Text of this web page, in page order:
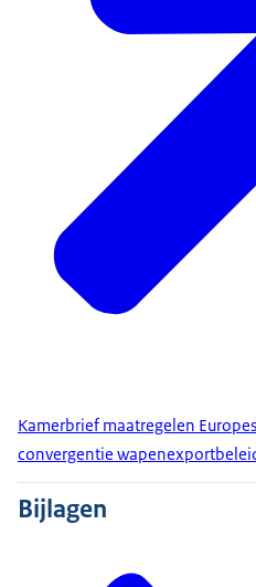
Kamerbrief maatregelen
convergentie
Bijlagen